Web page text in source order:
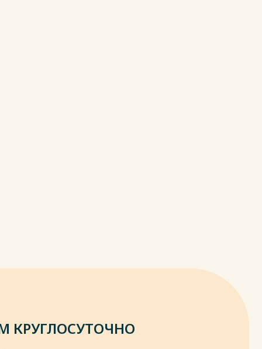
КРУГЛОСУТОЧНО